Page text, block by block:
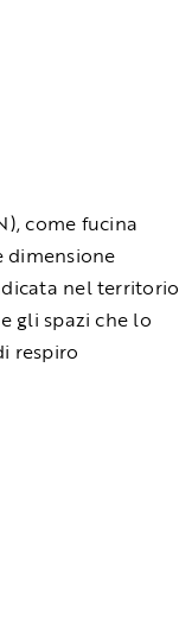
come fucina
nel territorio
gli spazi che lo
respiro